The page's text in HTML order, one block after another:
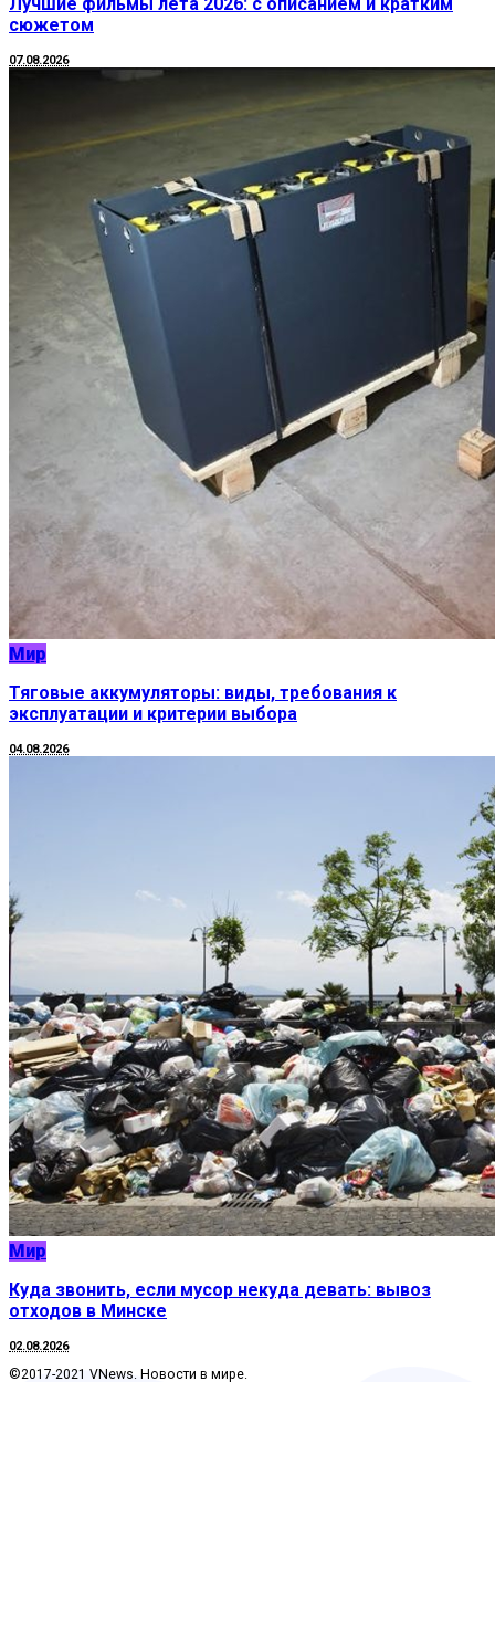
сюжетом
07.08.2026
Мир
Тяговые аккумуляторы: виды, требования к
эксплуатации и критерии выбора
04.08.2026
Мир
Куда звонить, если мусор некуда девать: вывоз
отходов в Минске
02.08.2026
©2017-2021 VNews. Новости в мире.